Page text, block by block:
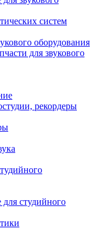
систем
оборудования
для звукового
рекордеры
студийного